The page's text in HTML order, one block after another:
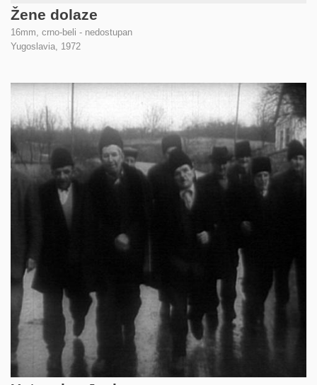
Žene dolaze
16mm, crno-beli - nedostupan
Yugoslavia, 1972